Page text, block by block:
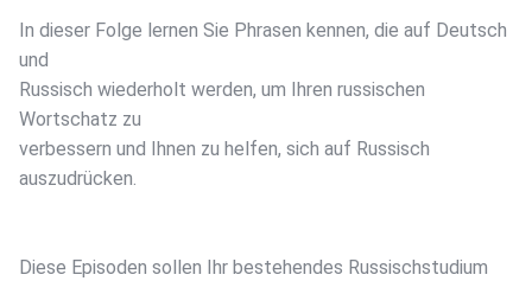
In dieser Folge lernen Sie Phrasen kennen, die auf Deutsch
und
Russisch wiederholt werden, um Ihren russischen
Wortschatz zu
verbessern und Ihnen zu helfen, sich auf Russisch
auszudrücken.
Diese Episoden sollen Ihr bestehendes Russischstudium